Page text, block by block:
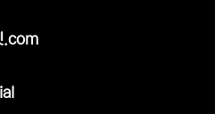
.com